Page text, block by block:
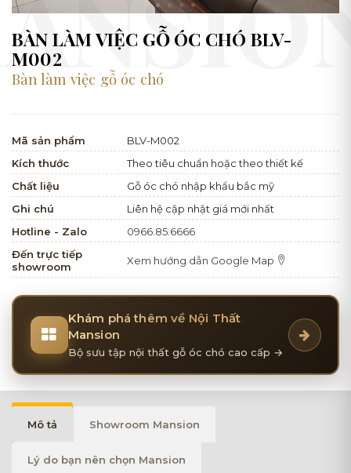
BÀN LÀM VIỆC GỖ ÓC CHÓ BLV-
M002
Bàn làm việc gỗ óc chó
Mã sản phẩm
BLV-M002
Kích thước
Theo tiêu chuẩn hoặc theo thiết kế
Chất liệu
Gỗ óc chó nhập khẩu bắc mỹ
Ghi chú
Liên hệ cập nhật giá mới nhất
Hotline - Zalo
0966.85.6666
Đến trực tiếp
showroom
Xem hướng dẫn Google Map
Khám phá thêm về Nội Thất
Mansion
Bộ sưu tập nội thất gỗ óc chó cao cấp →
Mô tả Showroom Mansion
Lý do bạn nên chọn Mansion